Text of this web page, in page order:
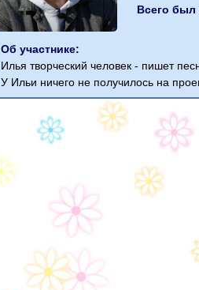
Всего был
Об участнике:
Илья творческий человек - пишет
У Ильи ничего не получилось на